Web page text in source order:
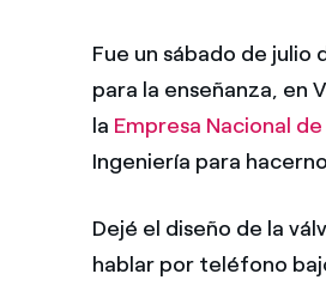
Fue un sábado de julio
para la enseñanza, en
la Empresa Nacional
Ingeniería para
Dejé el diseño de la
hablar por teléfono